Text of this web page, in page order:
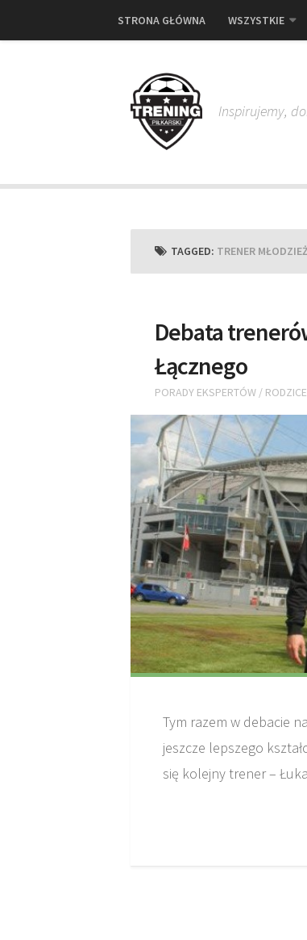
STRONA GŁÓWNA WSZYSTKIE
Inspirujemy,
TAGGED: TRENER
Debata
Łącznego
PORADY EKSPERTÓW / RODZICE
Tym razem w debacie
jeszcze lepszego
się kolejny trener –